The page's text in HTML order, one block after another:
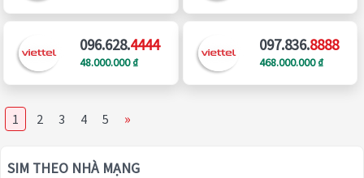
096.628.4444
48.000.000 ₫
097.836.8888
468.000.000 ₫
1 2 3 4 5 »
SIM THEO NHÀ MẠNG